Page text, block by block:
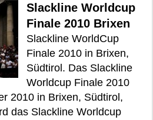
Slackline Worldcup
Finale 2010 Brixen
Slackline WorldCup
Finale 2010 in Brixen,
Südtirol. Das Slackline
Worldcup Finale 2010
2010 in Brixen, Südtirol,
das Slackline Worldcup